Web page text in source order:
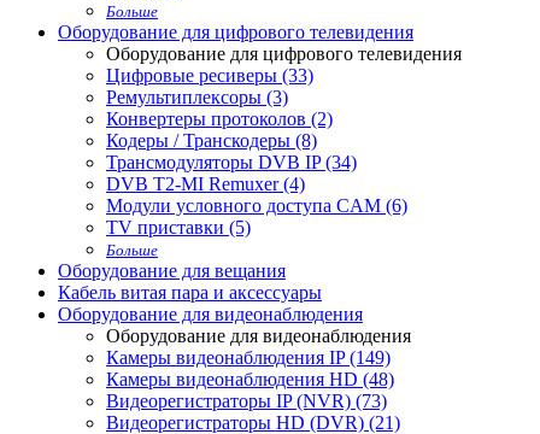
Больше
Оборудование для цифрового телевидения
Оборудование для цифрового телевидения
Цифровые ресиверы (33)
Ремультиплексоры (3)
Конвертеры протоколов (2)
Кодеры / Транскодеры (8)
Трансмодуляторы DVB IP (34)
DVB T2-MI Remuxer (4)
Модули условного доступа CAM (6)
TV приставки (5)
Больше
Оборудование для вещания
Кабель витая пара и аксессуары
Оборудование для видеонаблюдения
Оборудование для видеонаблюдения
Камеры видеонаблюдения IP (149)
Камеры видеонаблюдения HD (48)
Видеорегистраторы IP (NVR) (73)
Видеорегистраторы HD (DVR) (21)